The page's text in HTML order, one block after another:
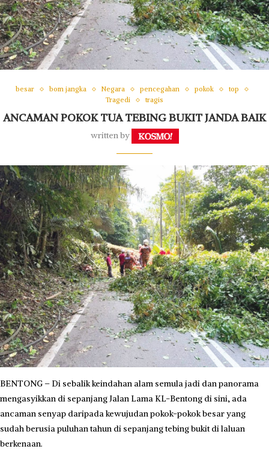
besar bom jangka Negara pencegahan pokok
top
Tragedi
tragis
ANCAMAN POKOK TUA TEBING BUKIT JANDA BAIK
written by
BENTONG – Di sebalik keindahan alam semula jadi dan panora­ma
mengasyikkan di sepanjang Jalan Lama KL-Bentong di sini, ada
ancaman senyap daripada kewujudan pokok-pokok besar yang
sudah berusia puluhan tahun di sepanjang tebing bukit di laluan
berkenaan.